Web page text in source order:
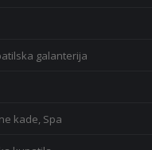
galanterija
kade, Spa